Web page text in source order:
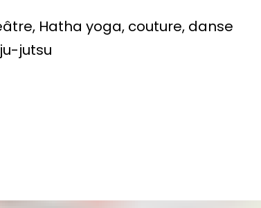
Hatha yoga, couture, danse
jutsu